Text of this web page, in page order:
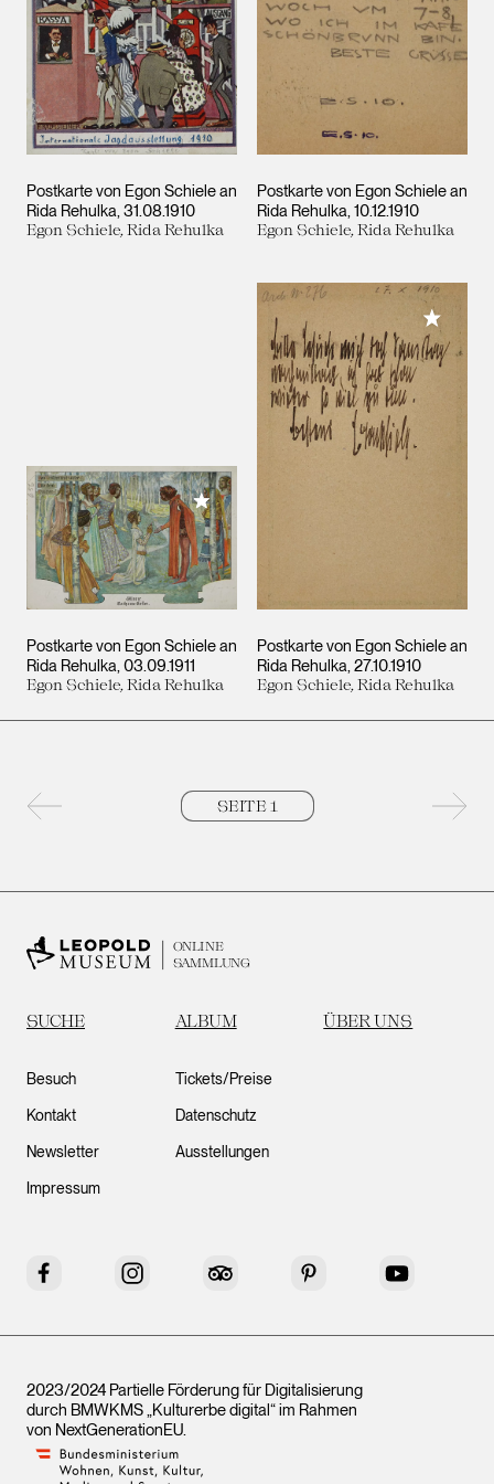
Postkarte von Egon Schiele an
Rida Rehulka 31.08.1910
Egon Schiele, Rida Rehulka
Postkarte von Egon Schiele an
Rida Rehulka 10.12.1910
Egon Schiele, Rida Rehulka
Postkarte von Egon Schiele an
Rida Rehulka 03.09.1911
Egon Schiele, Rida Rehulka
Meiner Sammlung hinzufügen
Postkarte von Egon Schiele an
Rida Rehulka 27.10.1910
Egon Schiele, Rida Rehulka
Meiner
ONLINE
SAMMLUNG
SUCHE ALBUM ÜBER UNS
Besuch
Kontakt
Newsletter
Impressum
Tickets/Preise
Datenschutz
Ausstellungen
Facebook Instagram Tripadvisor Pinterest YouTube
2023/2024 Partielle Förderung für Digitalisierung
durch BMWKMS „Kulturerbe digital“ im Rahmen
von NextGenerationEU.